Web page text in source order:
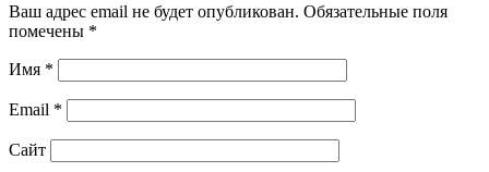
Ваш адрес email не будет опубликован. Обязательные поля
помечены *
Имя *
Email *
Сайт